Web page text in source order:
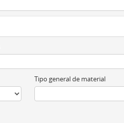
Tipo general de material